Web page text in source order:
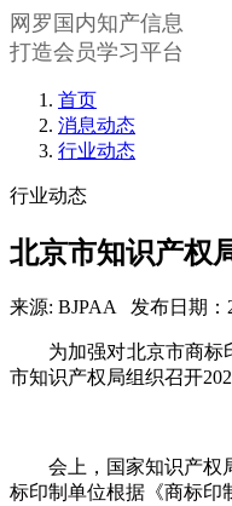
网罗国内知产信息
打造会员学习平台
首页
消息动态
行业动态
行业动态
北京市知识产权
来源: BJPAA 发布日期：
为加强对北京市商标
市知识产权局组织召开
会上，国家知识产权
标印制单位根据《商标印